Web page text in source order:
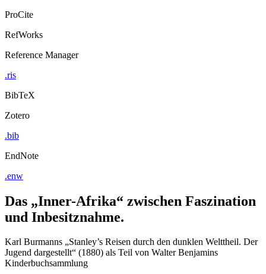
ProCite
RefWorks
Reference Manager
.ris
BibTeX
Zotero
.bib
EndNote
.enw
Das „Inner-Afrika“ zwischen Faszination
und Inbesitznahme.
Karl Burmanns „Stanley’s Reisen durch den dunklen Welttheil. Der
Jugend dargestellt“ (1880) als Teil von Walter Benjamins
Kinderbuchsammlung